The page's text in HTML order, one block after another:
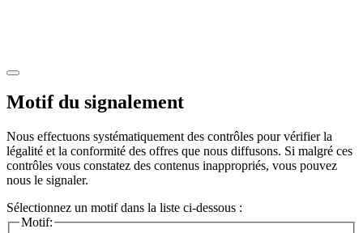
Motif du signalement
Nous effectuons systématiquement des contrôles pour vérifier la
légalité et la conformité des offres que nous diffusons. Si malgré ces
contrôles vous constatez des contenus inappropriés, vous pouvez
nous le signaler.
Sélectionnez un motif dans la liste ci-dessous :
Motif: